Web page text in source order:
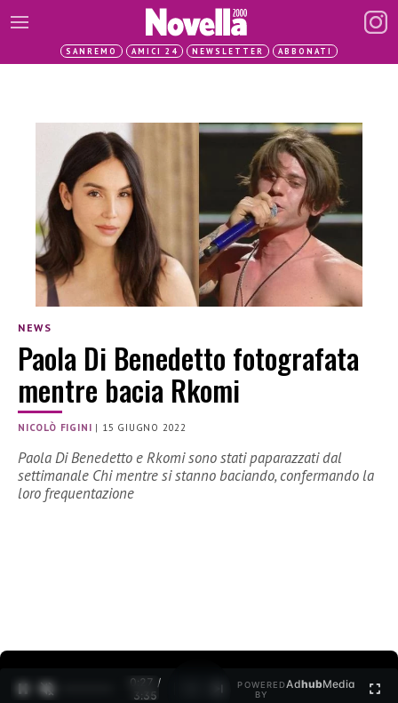
SANREMO AMICI 24 NEWSLETTER ABBONATI
NEWS
Paola Di Benedetto fotografata
mentre bacia Rkomi
NICOLÒ FIGINI | 15 GIUGNO 2022
Paola Di Benedetto e Rkomi sono stati paparazzati dal
settimanale Chi mentre si stanno baciando, confermando la
loro frequentazione
0:27 /
3:35
POWERED
BY
AdhubMedia